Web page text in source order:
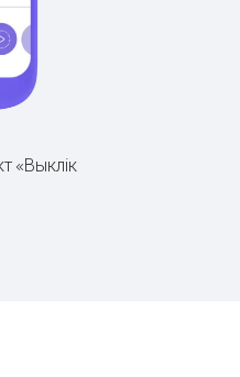
«Выклік